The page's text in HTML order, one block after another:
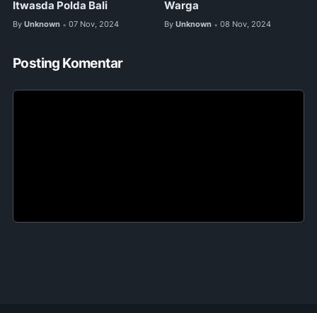
Itwasda Polda Bali
By Unknown • 07 Nov, 2024
Warga
By Unknown • 08 Nov, 2024
Posting Komentar